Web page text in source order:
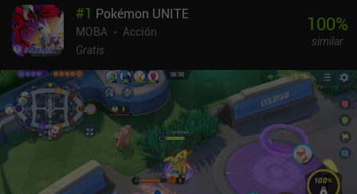
#1 Pokémon UNITE
MOBA
Acción
Gratis
100%
similar